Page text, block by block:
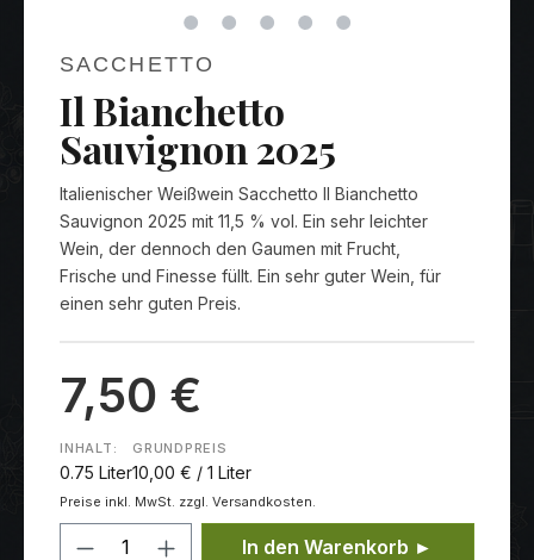
SACCHETTO
Il Bianchetto
Sauvignon 2025
Italienischer Weißwein Sacchetto Il Bianchetto
Sauvignon 2025 mit 11,5 % vol. Ein sehr leichter
Wein, der dennoch den Gaumen mit Frucht,
Frische und Finesse füllt. Ein sehr guter Wein, für
einen sehr guten Preis.
7,50 €
INHALT:
0.75 Liter
GRUNDPREIS
10,00 € / 1 Liter
Preise inkl. MwSt. zzgl. Versandkosten.
Produkt Anzahl: Gib den
In den Warenkorb ►